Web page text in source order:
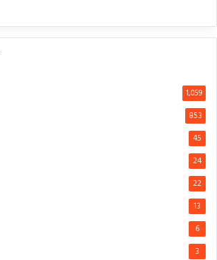
1,059
853
45
24
22
13
6
3